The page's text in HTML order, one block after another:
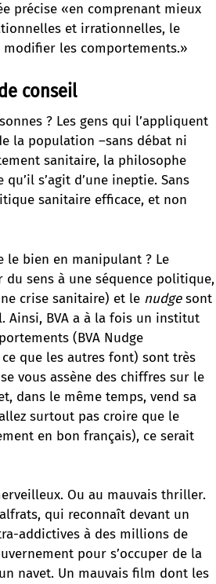
précise «en comprenant mieux
et irrationnelles, le
les comportements.»
conseil
? Les gens qui l’appliquent
la population –sans débat ni
sanitaire, la philosophe
qu’il s’agit d’une ineptie. Sans
sanitaire efficace, et non
le bien en manipulant ? Le
sens à une séquence politique,
crise sanitaire) et le nudgesont
Ainsi, BVA a à la fois un institut
(BVA Nudge
que les autres font) sont très
vous assène des chiffres sur le
dans le même temps, vend sa
surtout pas croire que le
en bon français), ce serait
Ou au mauvais thriller.
qui reconnaît devant un
addictives à des millions de
pour s’occuper de la
navet. Un mauvais film dont les